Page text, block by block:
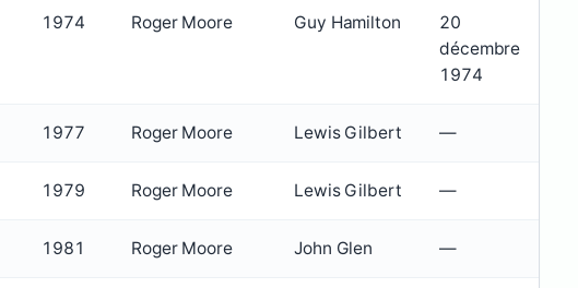
1974 Roger Moore Guy Hamilton
20
décembre
1974
1977 Roger Moore Lewis Gilbert —
1979 Roger Moore Lewis Gilbert —
1981 Roger Moore John Glen —